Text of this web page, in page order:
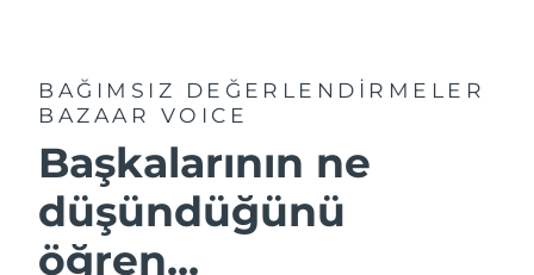
BAĞIMSIZ DEĞERLENDİRMELER
BAZAAR VOICE
Başkalarının ne
düşündüğünü
öğren...